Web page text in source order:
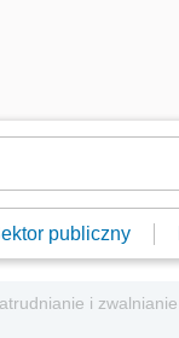
publiczny
i zwalnianie